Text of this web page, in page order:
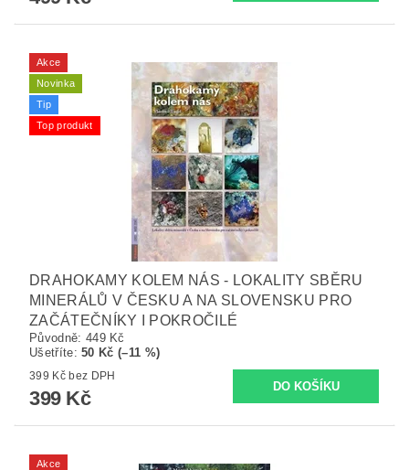
Akce
Novinka
Tip
Top produkt
DRAHOKAMY KOLEM NÁS - LOKALITY SBĚRU
MINERÁLŮ V ČESKU A NA SLOVENSKU PRO
ZAČÁTEČNÍKY I POKROČILÉ
Původně: 449 Kč
Ušetříte:50 Kč (–11 %)
399 Kč bez DPH
399 Kč
Akce